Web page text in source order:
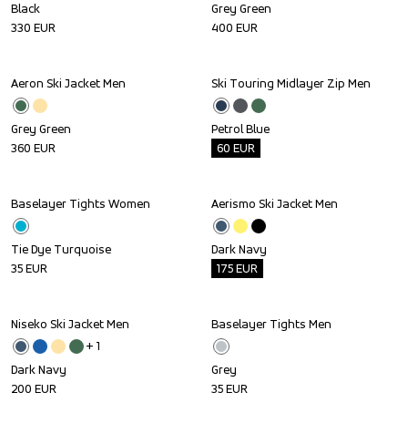
Black
330 EUR
Grey Green
400 EUR
Aeron Ski Jacket Men
Grey Green
360 EUR
Outlet
Ski Touring Midlayer Zip Men
Petrol Blue
60 EUR
Baselayer Tights Women
Tie Dye Turquoise
35EUR
Outlet
Aerismo Ski Jacket Men
Dark Navy
175EUR
Niseko Ski Jacket Men
+ 1
Dark Navy
200 EUR
Baselayer Tights Men
Grey
35EUR